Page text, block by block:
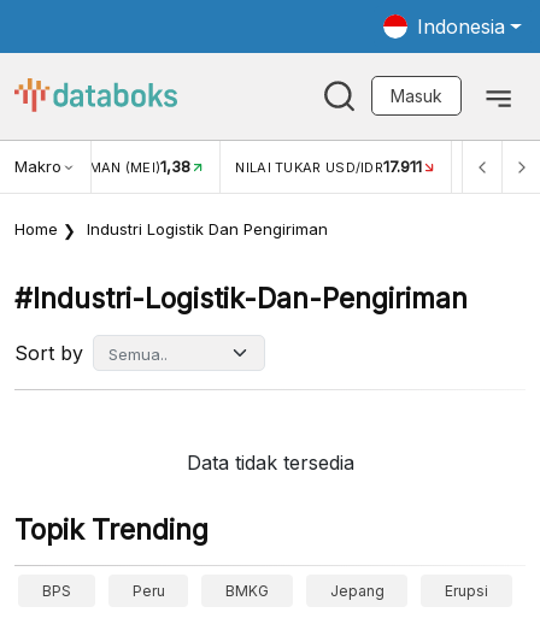
Indonesia
Masuk
MakroWISMAN (MEI)1,38 NILAI TUKAR USD/IDR17.911 INFLASI
Home Industri Logistik Dan Pengiriman
#industri-Logistik-Dan-Pengiriman
Sort by
Data tidak tersedia
Topik Trending
BPS Peru BMKG Jepang Erupsi